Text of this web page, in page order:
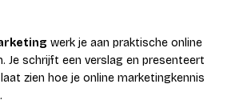
werk je aan praktische online
Je schrijft een verslag en presenteert
zien hoe je online marketingkennis